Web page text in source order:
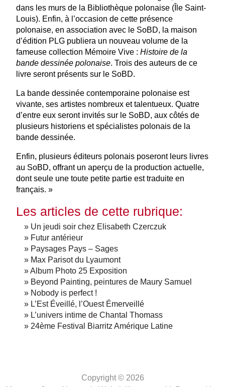
dans les murs de la Bibliothèque polonaise (Île Saint-
Louis). Enfin, à l’occasion de cette présence
polonaise, en association avec le SoBD, la maison
d’édition PLG publiera un nouveau volume de la
fameuse collection Mémoire Vive : Histoire de la
bande dessinée polonaise. Trois des auteurs de ce
livre seront présents sur le SoBD.
La bande dessinée contemporaine polonaise est
vivante, ses artistes nombreux et talentueux. Quatre
d’entre eux seront invités sur le SoBD, aux côtés de
plusieurs historiens et spécialistes polonais de la
bande dessinée.
Enfin, plusieurs éditeurs polonais poseront leurs livres
au SoBD, offrant un aperçu de la production actuelle,
dont seule une toute petite partie est traduite en
français. »
Les articles de cette rubrique:
» Un jeudi soir chez Elisabeth Czerczuk
» Futur antérieur
» Paysages Pays – Sages
» Max Parisot du Lyaumont
» Album Photo 25 Exposition
» Beyond Painting, peintures de Maury Samuel
» Nobody is perfect !
» L’Est Éveillé, l’Ouest Émerveillé
» L’univers intime de Chantal Thomass
» 24ème Festival Biarritz Amérique Latine
Copyright © 2026